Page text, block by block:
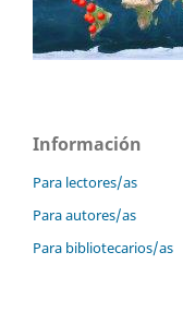
Información
Para lectores/as
Para autores/as
Para bibliotecarios/as